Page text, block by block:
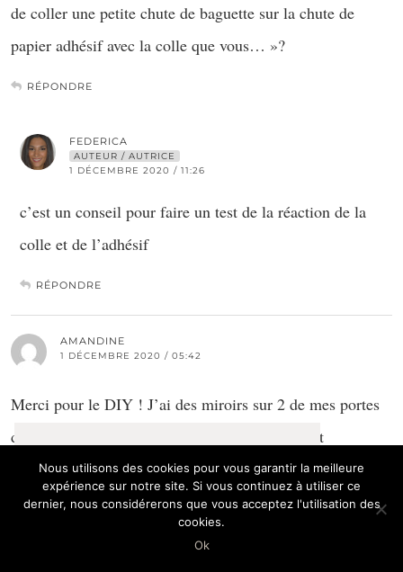
Ce site utilise des cookiesLearn more
OK
de coller une petite chute de baguette sur la chute de
papier adhésif avec la colle que vous… »?
RÉPONDRE
FEDERICA
AUTEUR / AUTRICE
1 DÉCEMBRE 2020 / 11:26
c’est un conseil pour faire un test de la réaction de la
colle et de l’adhésif
RÉPONDRE
AMANDINE
1 DÉCEMBRE 2020 / 05:42
Merci pour le DIY ! J’ai des miroirs sur 2 de mes portes
de placard (4 en tout, mon placard à l’entrée est
immense), je voudrais faire un style verrière sur les
miroirs, mais du coup je ne sais pas comment harmoniser
avec les 2 autres portes (elles sont posées 1 porte neutre, 1
Nous utilisons des cookies pour vous garantir la meilleure
expérience sur notre site. Si vous continuez à utiliser ce
dernier, nous considérerons que vous acceptez l'utilisation des
cookies.
Ok